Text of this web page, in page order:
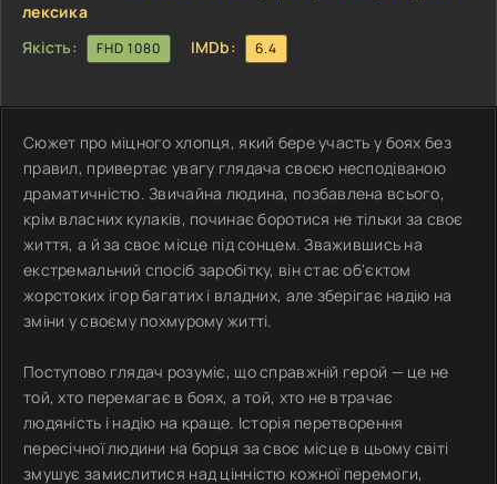
лексика
Якість:
FHD 1080 IMDb: 6.4
Сюжет про міцного хлопця, який бере участь у боях без
правил, привертає увагу глядача своєю несподіваною
драматичністю. Звичайна людина, позбавлена всього,
крім власних кулаків, починає боротися не тільки за своє
життя, а й за своє місце під сонцем. Зважившись на
екстремальний спосіб заробітку, він стає об'єктом
жорстоких ігор багатих і владних, але зберігає надію на
зміни у своєму похмурому житті.
Поступово глядач розуміє, що справжній герой — це не
той, хто перемагає в боях, а той, хто не втрачає
людяність і надію на краще. Історія перетворення
пересічної людини на борця за своє місце в цьому світі
змушує замислитися над цінністю кожної перемоги,